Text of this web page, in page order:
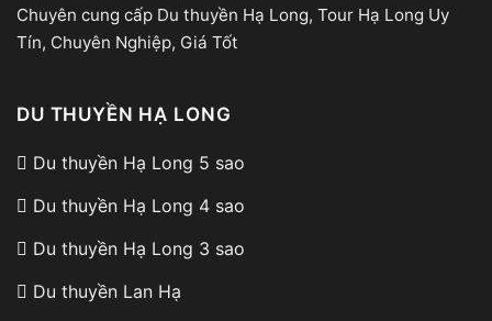
Chuyên cung cấp Du thuyền Hạ Long, Tour Hạ Long Uy
Tín, Chuyên Nghiệp, Giá Tốt
DU THUYỀN HẠ LONG
Du thuyền Hạ Long 5 sao
Du thuyền Hạ Long 4 sao
Du thuyền Hạ Long 3 sao
Du thuyền Lan Hạ